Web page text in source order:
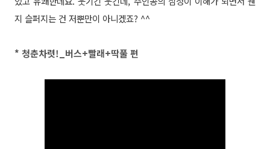
지 슬퍼지는 건 저뿐만이 아니겠죠? ^^
* 청춘차렷!_버스+빨래+딱풀 편